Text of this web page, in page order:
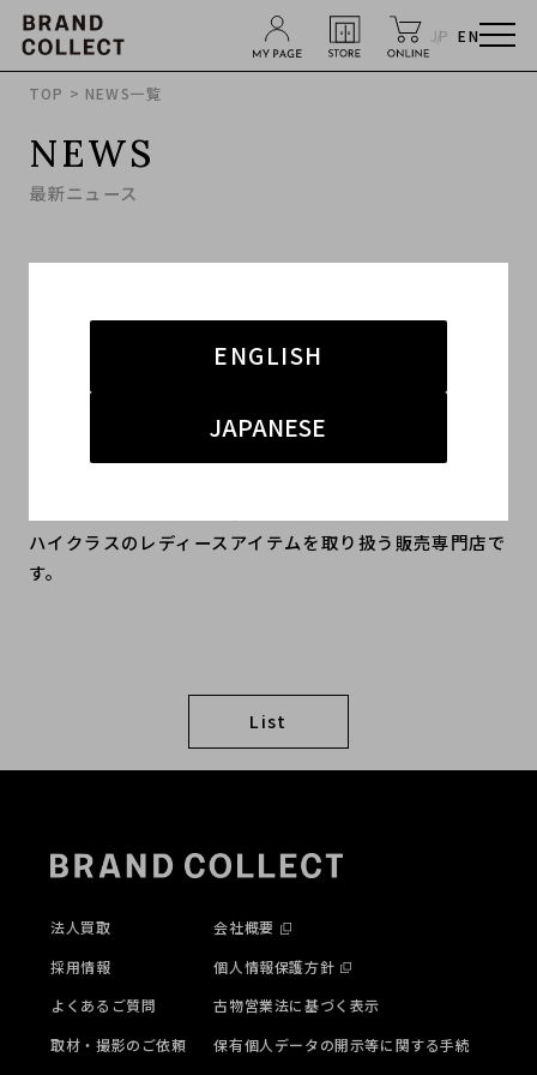
JP EN
ENGLISH
JAPANESE
TOP > NEWS一覧
NEWS
最新ニュース
【NEW OPEN】ブランドコレクト表参道2号店
表参道にもう一つ。ブランドコレクト2号店がNEW OPE
ハイクラスのレディースアイテムを取り扱う販売専門店で
す。
List
法人買取
採用情報
よくあるご質問
取材・撮影のご依頼
会社概要
個人情報保護方針
古物営業法に基づく表示
保有個人データの開示等に関する手続